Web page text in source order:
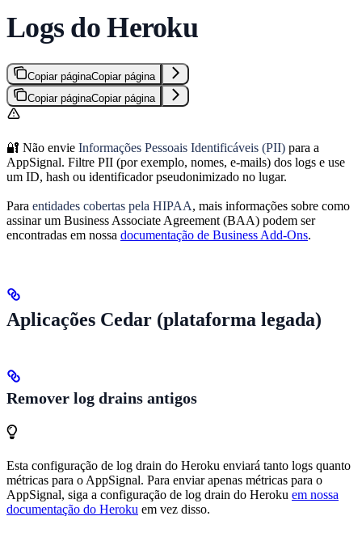
Logs do Heroku
Copiar páginaCopiar página
Copiar páginaCopiar página
🔐 Não envie Informações Pessoais Identificáveis (PII) para a
AppSignal. Filtre PII (por exemplo, nomes, e-mails) dos logs e use
um ID, hash ou identificador pseudonimizado no lugar.
Para entidades cobertas pela HIPAA, mais informações sobre como
assinar um Business Associate Agreement (BAA) podem ser
encontradas em nossa documentação de Business Add-Ons.
Aplicações Cedar (plataforma legada)
Remover log drains antigos
Esta configuração de log drain do Heroku enviará tanto logs quanto
métricas para o AppSignal. Para enviar apenas métricas para o
AppSignal, siga a configuração de log drain do Heroku em nossa
documentação do Heroku em vez disso.